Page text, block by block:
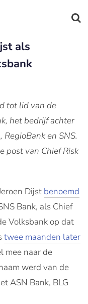
als
tot lid van de
het bedrijf achter
en SNS.
post van Chief Risk
Dijst benoemd
Bank, als Chief
Volksbank op dat
twee maanden later
mee naar de
werd van de
ASN Bank, BLG